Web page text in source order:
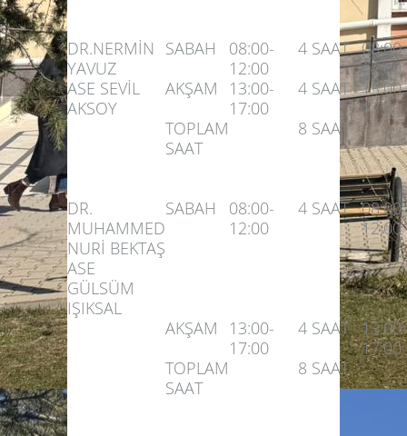
DR.NERMİN
YAVUZ
ASE SEVİL
AKSOY
SABAH
08:00-
12:00
4 SAAT 08:00-
12:00
AKŞAM
13:00-
17:00
4 SAAT 13:00-
17:00
TOPLAM
SAAT
8 SAAT
DR.
MUHAMMED
NURİ BEKTAŞ
ASE
GÜLSÜM
IŞIKSAL
SABAH
08:00-
12:00
4 SAAT 08:00-
12:00
AKŞAM
13:00-
17:00
4 SAAT 13:00-
17:00
TOPLAM
SAAT
8 SAAT